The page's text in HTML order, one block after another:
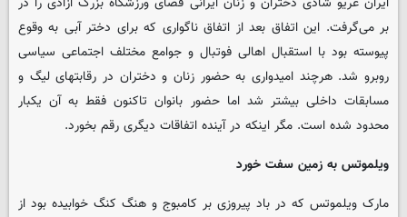
بر می‌گرفت. این اتفاق بعد از اتفاق ناگواری که برای دختر آبی به وقوع
پیوسته بود با استقبال اهالی فوتبال و جوامع مختلف اجتماعی سیاسی
روبرو شد. هرچند امیدواری به حضور زنان و دختران در رقابتهای لیگ و
مسابقات داخلی بیشتر شد اما حضور بانوان تاکنون فقط به آن یکبار
محدود شده است. مگر اینکه در آینده اتفاقات دیگری رقم بخورد.
ویلموتس به زمین سفت خورد
مارک ویلموتس که در باد پیروزی بر کامبوج و هنگ کنگ خوابیده بود از